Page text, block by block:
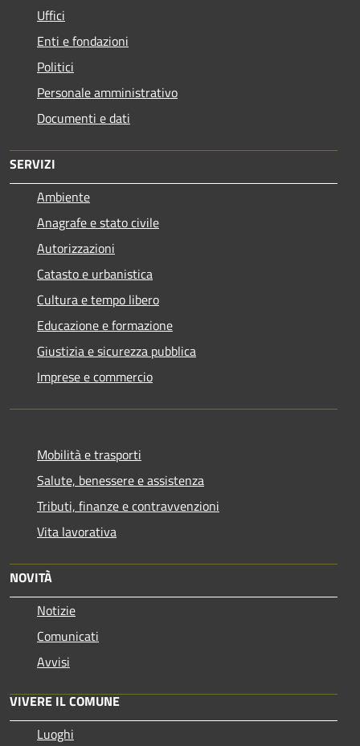
Uffici
Enti e fondazioni
Politici
Personale amministrativo
Documenti e dati
SERVIZI
Ambiente
Anagrafe e stato civile
Autorizzazioni
Catasto e urbanistica
Cultura e tempo libero
Educazione e formazione
Giustizia e sicurezza pubblica
Imprese e commercio
Mobilità e trasporti
Salute, benessere e assistenza
Tributi, finanze e contravvenzioni
Vita lavorativa
NOVITÀ
Notizie
Comunicati
Avvisi
VIVERE IL COMUNE
Luoghi